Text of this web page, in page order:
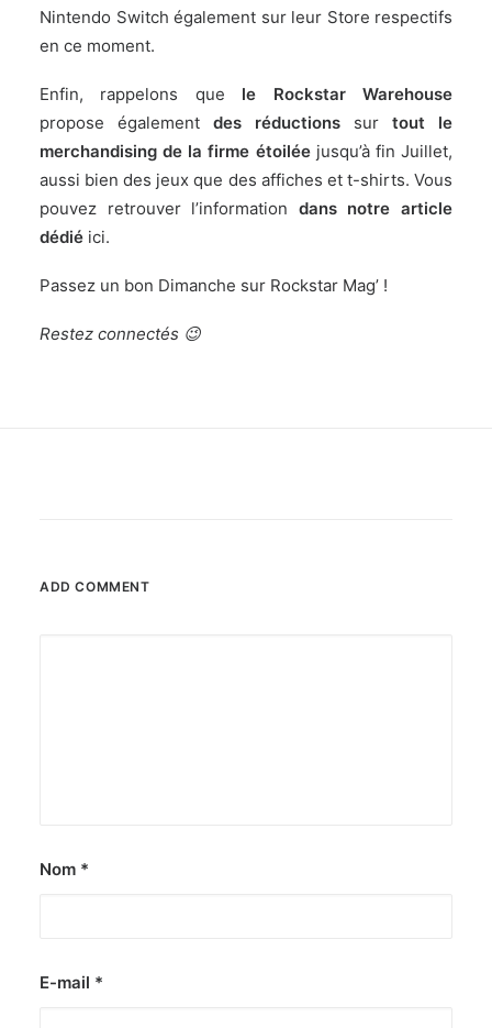
Nintendo Switch également sur leur Store respectifs
en ce moment.
Enfin, rappelons que le Rockstar Warehouse
propose également des réductions sur tout le
merchandising de la firme étoiléejusqu’à fin Juillet,
aussi bien des jeux que des affiches et t-shirts. Vous
pouvez retrouver l’information dans notre article
dédié ici.
Passez un bon Dimanche sur Rockstar Mag’ !
Restez connectés 😉
ADD COMMENT
Nom *
E-mail *